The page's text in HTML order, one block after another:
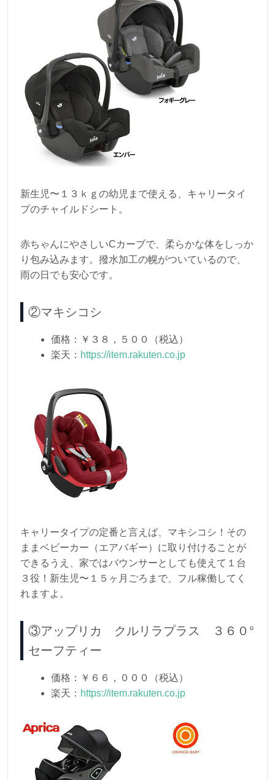
新生児〜１３ｋｇの幼児まで使える、キャリータイ
プのチャイルドシート。
赤ちゃんにやさしいCカーブで、柔らかな体をしっか
り包み込みます。撥水加工の幌がついているので、
雨の日でも安心です。
②マキシコシ
価格：￥３８，５００（税込）
楽天： https://item.rakuten.co.jp
キャリータイプの定番と言えば、マキシコシ！その
ままベビーカー（エアバギー）に取り付けることが
できるうえ、家ではバウンサーとしても使えて１台
３役！新生児〜１５ヶ月ごろまで、フル稼働してく
れますよ。
③アップリカ クルリラプラス ３６０°
セーフティー
価格：￥６６，０００（税込）
楽天： https://item.rakuten.co.jp